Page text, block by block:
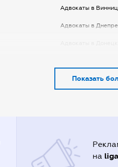
Адвокаты в
Адвокаты в Днепре
Адвокаты в Киеве
Адвокаты в Полтаве
Показать
на